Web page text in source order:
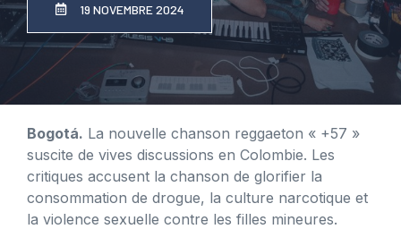
19 NOVEMBRE 2024
Bogotá. La nouvelle chanson reggaeton « +57 »
suscite de vives discussions en Colombie. Les
critiques accusent la chanson de glorifier la
consommation de drogue, la culture narcotique et
la violence sexuelle contre les filles mineures.